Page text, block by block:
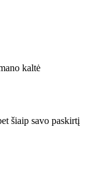
kaltė
šiaip savo paskirtį